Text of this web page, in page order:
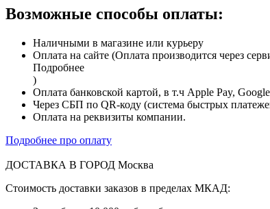
Возможные способы оплаты:
Наличными в магазине или курьеру
Оплата на сайте (Оплата производится через
Подробнее
)
Оплата банковской картой, в т.ч Apple Pay,
Через СБП по QR-коду (система быстрых
Оплата на реквизиты компании.
Подробнее про оплату
ДОСТАВКА В ГОРОД Москва
Стоимость доставки заказов в пределах МКАД: